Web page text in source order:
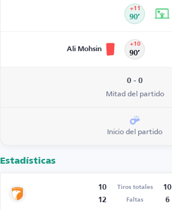
90’
+11
Ali Mohsin 90’
+10
0 - 0
Mitad del partido
Inicio del partido
Estadísticas
10 Tiros totales
10
12
Faltas 6